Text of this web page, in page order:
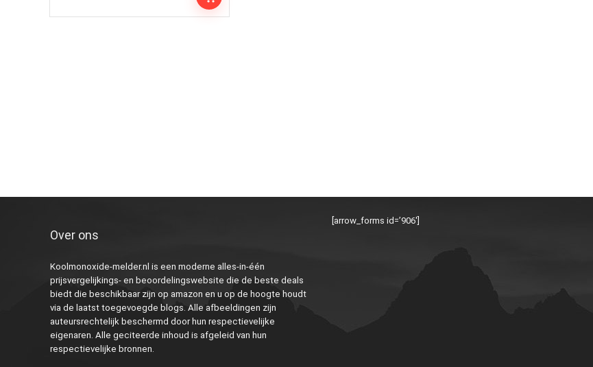
Over ons
Koolmonoxide-melder.nl is een moderne alles-in-één
prijsvergelijkings- en beoordelingswebsite die de beste deals
biedt die beschikbaar zijn op amazon en u op de hoogte houdt
via de laatst toegevoegde blogs. Alle afbeeldingen zijn
auteursrechtelijk beschermd door hun respectievelijke
eigenaren. Alle geciteerde inhoud is afgeleid van hun
respectievelijke bronnen.
[arrow_forms id=’906′]